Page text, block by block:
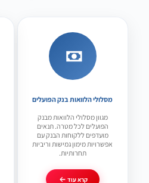
מסלולי הלוואות בנק הפועלים
מגוון מסלולי הלוואות מבנק
הפועלים לכל מטרה. תנאים
מועדפים ללקוחות הבנק עם
אפשרויות מימון גמישות וריביות
תחרותיות.
קרא עוד